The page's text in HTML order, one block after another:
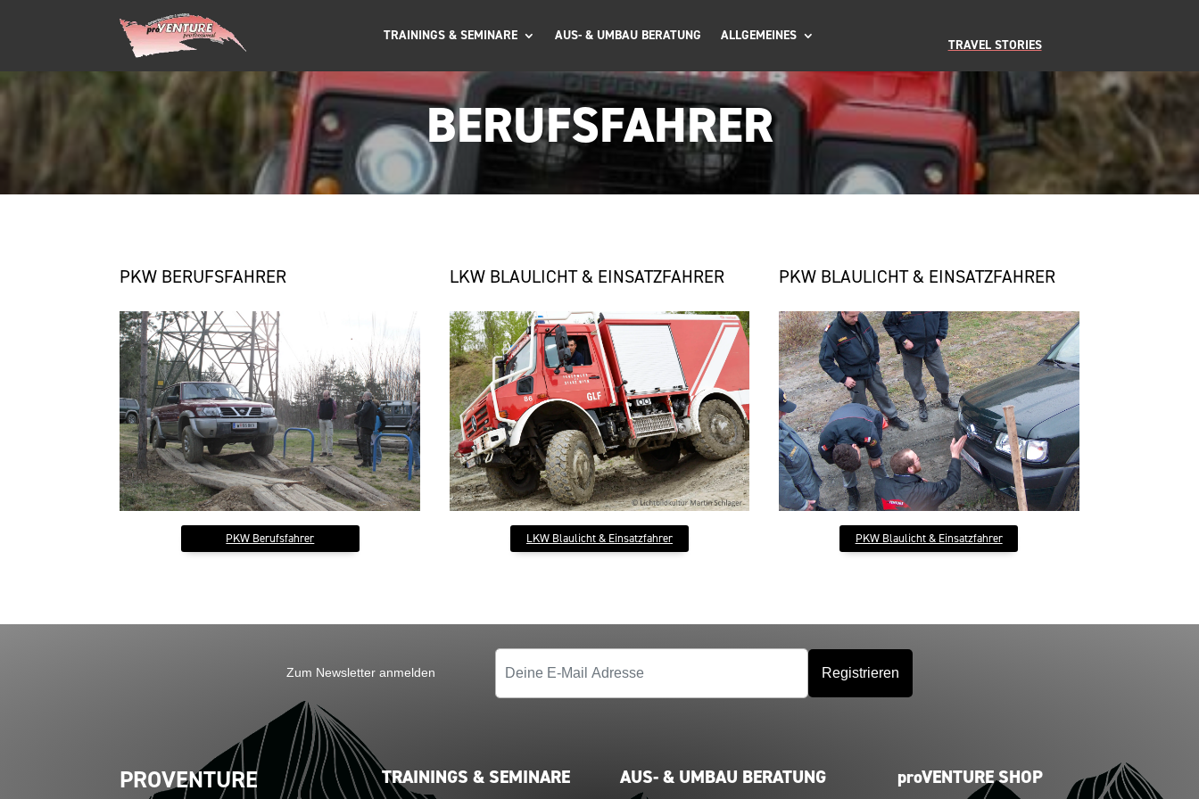
TRAININGS & SEMINARE AUS- & UMBAU BERATUNG ALLGEMEINES
TRAVEL STORIES
BERUFSFAHRER
PKW BERUFSFAHRER
PKW Berufsfahrer
LKW BLAULICHT & EINSATZFAHRER
LKW Blaulicht & Einsatzfahrer
PKW BLAULICHT & EINSATZFAHRER
PKW Blaulicht & Einsatzfahrer
Zum Newsletter anmelden
PROVENTURE TRAININGS & SEMINARE AUS- & UMBAU BERATUNG proVENTURE SHOP